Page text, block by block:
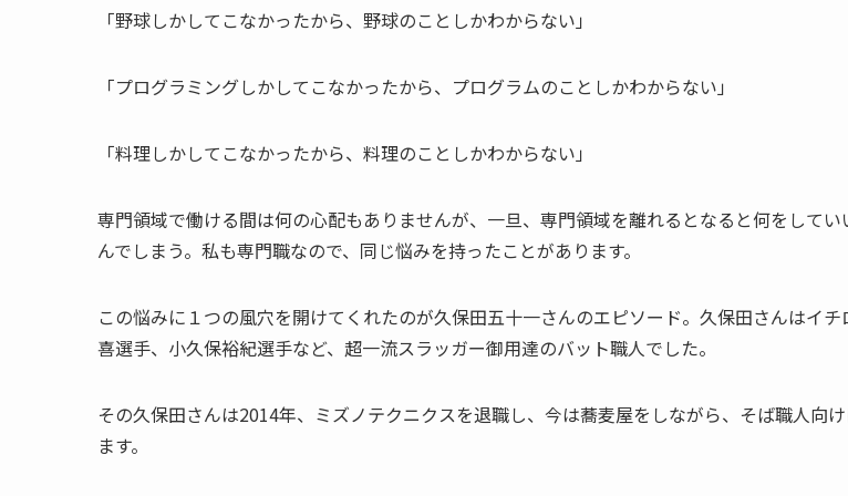
「野球しかしてこなかったから、野球のことしかわからない」
「プログラミングしかしてこなかったから、プログラムのことしかわからない」
「料理しかしてこなかったから、料理のことしかわからない」
専門領域で働ける間は何の心配もありませんが、一旦、専門領域を離れるとなると何をして
んでしまう。私も専門職なので、同じ悩みを持ったことがあります。
この悩みに１つの風穴を開けてくれたのが久保田五十一さんのエピソード。久保田さんはイ
喜選手、小久保裕紀選手など、超一流スラッガー御用達のバット職人でした。
その久保田さんは2014年、ミズノテクニクスを退職し、今は蕎麦屋をしながら、そば職人向
ます。